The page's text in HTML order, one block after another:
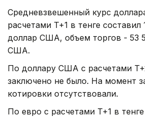
Средневзвешенный курс
расчетами T+1 в тенге составил
доллар США, объем торгов - 53
США.
По доллару США с расчетами
заключено не было. На момент
котировки отсутствовали.
По евро с расчетами T+1 в